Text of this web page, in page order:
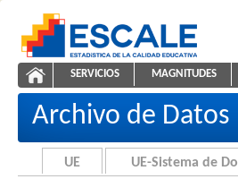
ESCALE - Unidad de
Registros EIB
NAVEGACIÓN
SERVICIOS MAGNITUDES
Archivo de Datos
UE UE-Sistema de